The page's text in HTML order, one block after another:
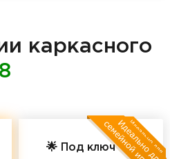
каркасного
🌟 Под ключ 🌟